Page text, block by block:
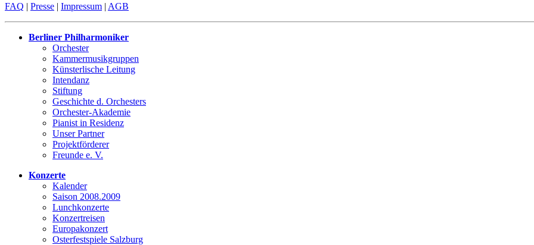
FAQ | Presse | Impressum | AGB
Berliner Philharmoniker
Orchester
Kammermusikgruppen
Künsterlische Leitung
Intendanz
Stiftung
Geschichte d. Orchesters
Orchester-Akademie
Pianist in Residenz
Unser Partner
Projektförderer
Freunde e. V.
Konzerte
Kalender
Saison 2008.2009
Lunchkonzerte
Konzertreisen
Europakonzert
Osterfestspiele Salzburg